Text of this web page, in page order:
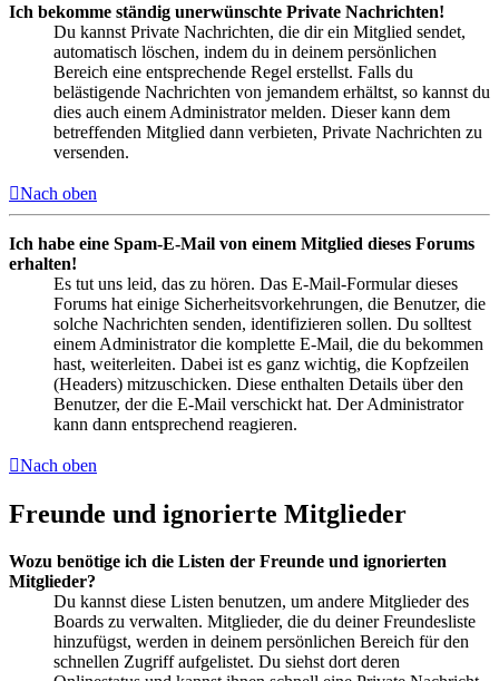
Ich bekomme ständig unerwünschte Private Nachrichten!
Du kannst Private Nachrichten, die dir ein Mitglied sendet,
automatisch löschen, indem du in deinem persönlichen
Bereich eine entsprechende Regel erstellst. Falls du
belästigende Nachrichten von jemandem erhältst, so kannst du
dies auch einem Administrator melden. Dieser kann dem
betreffenden Mitglied dann verbieten, Private Nachrichten zu
versenden.
Nach oben
Ich habe eine Spam-E-Mail von einem Mitglied dieses Forums
erhalten!
Es tut uns leid, das zu hören. Das E-Mail-Formular dieses
Forums hat einige Sicherheitsvorkehrungen, die Benutzer, die
solche Nachrichten senden, identifizieren sollen. Du solltest
einem Administrator die komplette E-Mail, die du bekommen
hast, weiterleiten. Dabei ist es ganz wichtig, die Kopfzeilen
(Headers) mitzuschicken. Diese enthalten Details über den
Benutzer, der die E-Mail verschickt hat. Der Administrator
kann dann entsprechend reagieren.
Nach oben
Freunde und ignorierte Mitglieder
Wozu benötige ich die Listen der Freunde und ignorierten
Mitglieder?
Du kannst diese Listen benutzen, um andere Mitglieder des
Boards zu verwalten. Mitglieder, die du deiner Freundesliste
hinzufügst, werden in deinem persönlichen Bereich für den
schnellen Zugriff aufgelistet. Du siehst dort deren